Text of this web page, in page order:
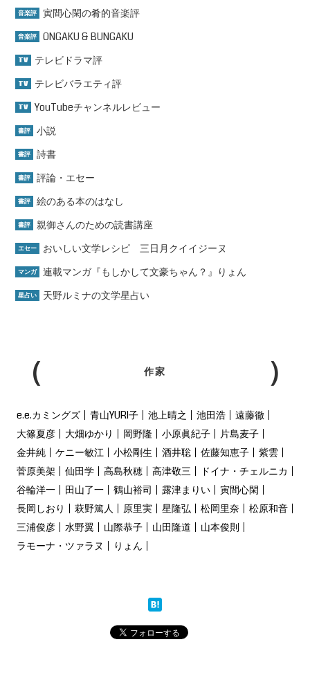
音楽評 寅間心閑の肴的音楽評
音楽評 ONGAKU & BUNGAKU
TV テレビドラマ評
TV テレビバラエティ評
TV YouTubeチャンネルレビュー
書評 小説
書評 詩書
書評 評論・エセー
書評 絵のある本のはなし
書評 親御さんのための読書講座
エセー おいしい文学レシピ 三日月クイイジーヌ
マンガ 連載マンガ『もしかして文豪ちゃん？』りょん
星占い 天野ルミナの文学星占い
作家
e.e.カミングズ 青山YURI子 池上晴之 池田浩
遠藤徹
大篠夏彦
大畑ゆかり 岡野隆 小原眞紀子
片島麦子
金井純
ケニー敏江 小松剛生 酒井聡 佐藤知恵子
紫雲
菅原美架
仙田学 高島秋穂 高津敬三
ドイナ・チェルニカ
谷輪洋一
田山了一 鶴山裕司 露津まりい
寅間心閑
長岡しおり
萩野篤人 原里実 星隆弘 松岡里奈
松原和音
三浦俊彦
水野翼 山際恭子 山田隆道
山本俊則
ラモーナ・ツァラヌ
りょん